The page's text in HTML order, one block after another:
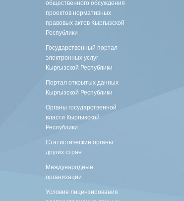
общественного обсуждения
проектов нормативных
правовых актов Кыргызской
Республики
Государственный портал
электронных услуг
Кыргызской Республики
Портал открытых данных
Кыргызской Республики
Органы государственной
власти Кыргызской
Республики
Статистические органы
других стран
Международные
организации
Условие лицензирования